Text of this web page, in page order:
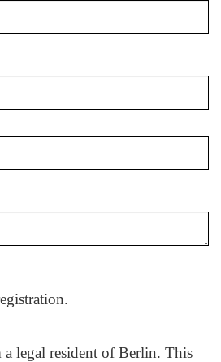
legal resident of Berlin. This